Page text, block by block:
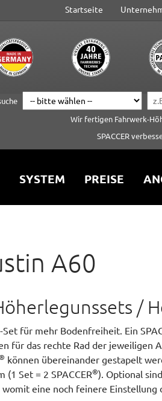
Startseite
Wir fertigen Fahrwerk-
SPACCER
SYSTEM PREISE
A60
/
für mehr Bodenfreiheit. Ein
für das rechte Rad der jeweiligen
können übereinander gestapelt
Set = 2 SPACCER®). Optional
eine noch feinere Einstellung